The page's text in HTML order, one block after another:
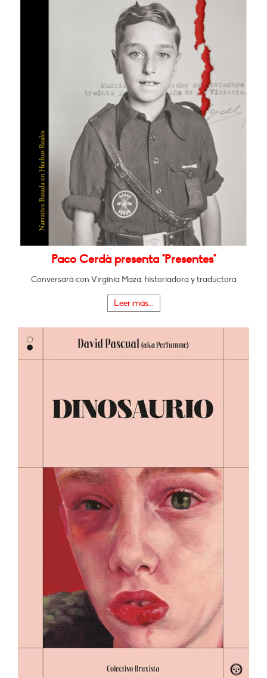
Paco Cerdà presenta "Presentes"
Conversará con Virginia Maza, historiadora y traductora
Leer más...